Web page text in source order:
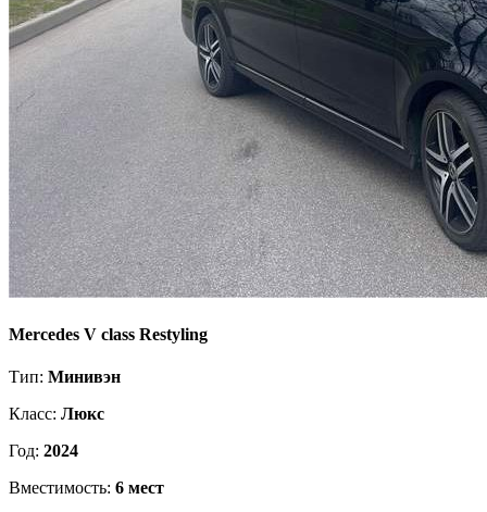
Mercedes V class Restyling
Тип: Минивэн
Класс: Люкс
Год: 2024
Вместимость: 6 мест